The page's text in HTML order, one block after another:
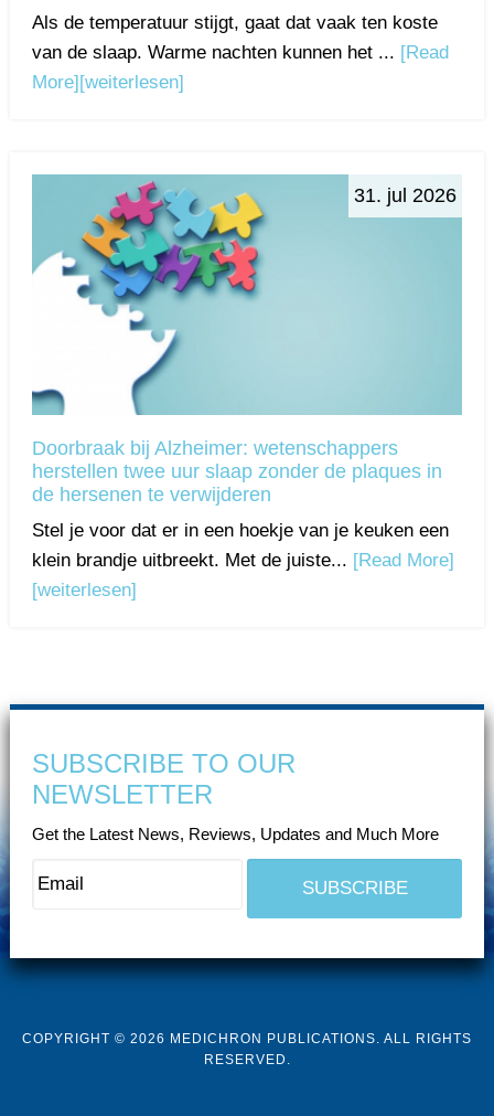
Als de temperatuur stijgt, gaat dat vaak ten koste
van de slaap. Warme nachten kunnen het ... [Read
More] [weiterlesen]
31. jul 2026
Doorbraak bij Alzheimer: wetenschappers
herstellen twee uur slaap zonder de plaques in
de hersenen te verwijderen
Stel je voor dat er in een hoekje van je keuken een
klein brandje uitbreekt. Met de juiste... [Read More]
[weiterlesen]
SUBSCRIBE TO OUR
NEWSLETTER
Get the Latest News, Reviews, Updates and Much More
COPYRIGHT © 2026 MEDICHRON PUBLICATIONS. ALL RIGHTS
RESERVED.